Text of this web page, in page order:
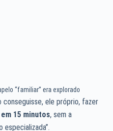
“familiar” era explorado
conseguisse, ele próprio, fazer
15 minutos, sem a
especializada”.